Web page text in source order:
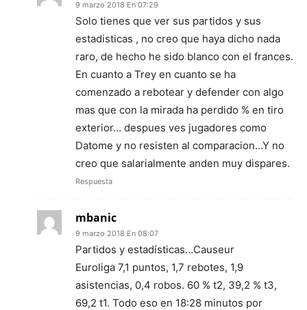
9 marzo 2018 En 07:29
Solo tienes que ver sus partidos y sus
estadisticas , no creo que haya dicho nada
raro, de hecho he sido blanco con el frances.
En cuanto a Trey en cuanto se ha
comenzado a rebotear y defender con algo
mas que con la mirada ha perdido % en tiro
exterior… despues ves jugadores como
Datome y no resisten al comparacion…Y no
creo que salarialmente anden muy dispares.
Respuesta
mbanic
9 marzo 2018 En 08:07
Partidos y estadísticas…Causeur
Euroliga 7,1 puntos, 1,7 rebotes, 1,9
asistencias, 0,4 robos. 60 % t2, 39,2 % t3,
69,2 t1. Todo eso en 18:28 minutos por